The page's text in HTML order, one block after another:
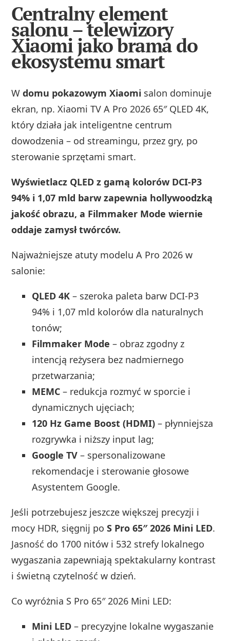
Centralny element
salonu – telewizory
Xiaomi jako brama do
ekosystemu smart
Wdomu pokazowym Xiaomi salon dominuje
ekran, np. Xiaomi TV A Pro 2026 65″ QLED 4K,
który działa jak inteligentne centrum
dowodzenia – od streamingu, przez gry, po
sterowanie sprzętami smart.
Wyświetlacz QLED z gamą kolorów DCI-P3
94% i 1,07 mld barw zapewnia hollywoodzką
jakość obrazu, a Filmmaker Mode wiernie
oddaje zamysł twórców.
Najważniejsze atuty modelu A Pro 2026 w
salonie:
QLED 4K – szeroka paleta barw DCI-P3
94% i 1,07 mld kolorów dla naturalnych
tonów;
Filmmaker Mode – obraz zgodny z
intencją reżysera bez nadmiernego
przetwarzania;
MEMC – redukcja rozmyć w sporcie i
dynamicznych ujęciach;
120 Hz Game Boost (HDMI) – płynniejsza
rozgrywka i niższy input lag;
Google TV – spersonalizowane
rekomendacje i sterowanie głosowe
Asystentem Google.
Jeśli potrzebujesz jeszcze większej precyzji i
mocy HDR, sięgnij poS Pro 65″ 2026 Mini LED.
Jasność do 1700 nitów i 532 strefy lokalnego
wygaszania zapewniają spektakularny kontrast
i świetną czytelność w dzień.
Co wyróżnia S Pro 65″ 2026 Mini LED:
Mini LED – precyzyjne lokalne wygaszanie